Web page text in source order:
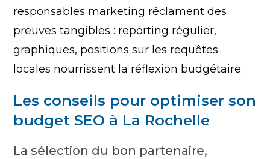
responsables marketing réclament des
preuves tangibles : reporting régulier,
graphiques, positions sur les requêtes
locales nourrissent la réflexion budgétaire.
Les conseils pour optimiser son
budget SEO à La Rochelle
La sélection du bon partenaire,